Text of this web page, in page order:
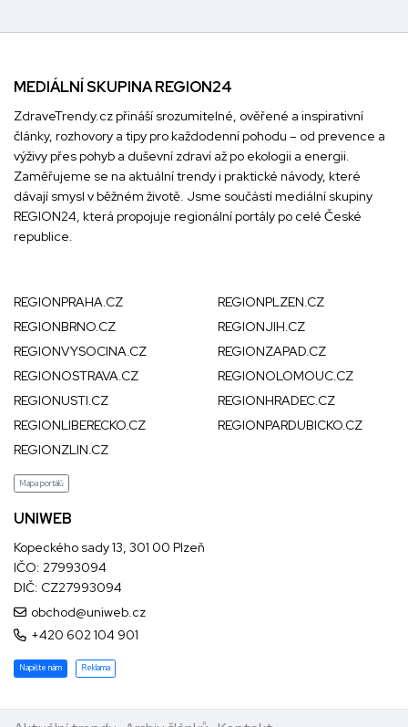
MEDIÁLNÍ SKUPINA REGION24
ZdraveTrendy.cz přináší srozumitelné, ověřené a inspirativní
články, rozhovory a tipy pro každodenní pohodu – od prevence a
výživy přes pohyb a duševní zdraví až po ekologii a energii.
Zaměřujeme se na aktuální trendy i praktické návody, které
dávají smysl v běžném životě. Jsme součástí mediální skupiny
REGION24, která propojuje regionální portály po celé České
republice.
REGIONPRAHA.CZ
REGIONPLZEN.CZ
REGIONBRNO.CZ
REGIONJIH.CZ
REGIONVYSOCINA.CZ
REGIONZAPAD.CZ
REGIONOSTRAVA.CZ
REGIONOLOMOUC.CZ
REGIONUSTI.CZ
REGIONHRADEC.CZ
REGIONLIBERECKO.CZ
REGIONPARDUBICKO.CZ
REGIONZLIN.CZ
Mapa portálů
UNIWEB
Kopeckého sady 13, 301 00 Plzeň
IČO: 27993094
DIČ: CZ27993094
obchod@uniweb.cz
+420 602 104 901
Napište nám Reklama